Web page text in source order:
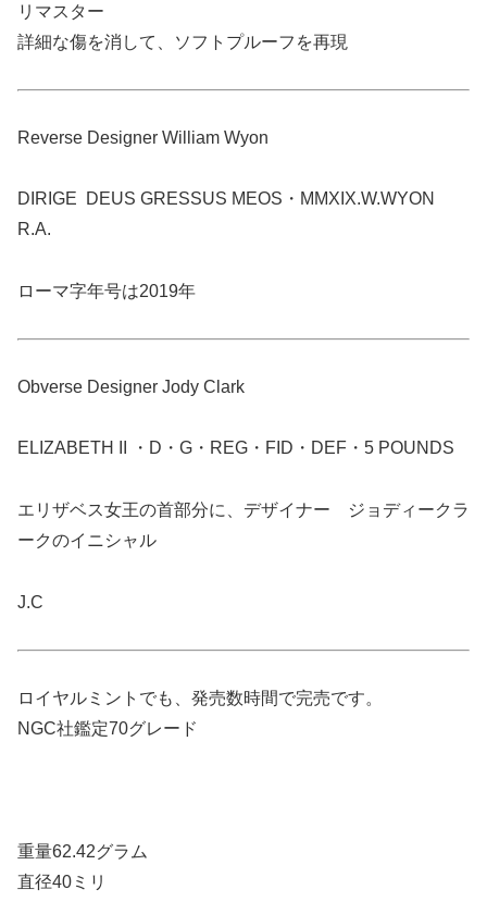
リマスター
詳細な傷を消して、ソフトプルーフを再現
Reverse Designer William Wyon
DIRIGE DEUS GRESSUS MEOS・MMXIX.W.WYON
R.A.
ローマ字年号は2019年
Obverse Designer Jody Clark
ELIZABETH II ・D・G・REG・FID・DEF・5 POUNDS
エリザベス女王の首部分に、デザイナー ジョディークラ
ークのイニシャル
J.C
ロイヤルミントでも、発売数時間で完売です。
NGC社鑑定70グレード
重量62.42グラム
直径40ミリ